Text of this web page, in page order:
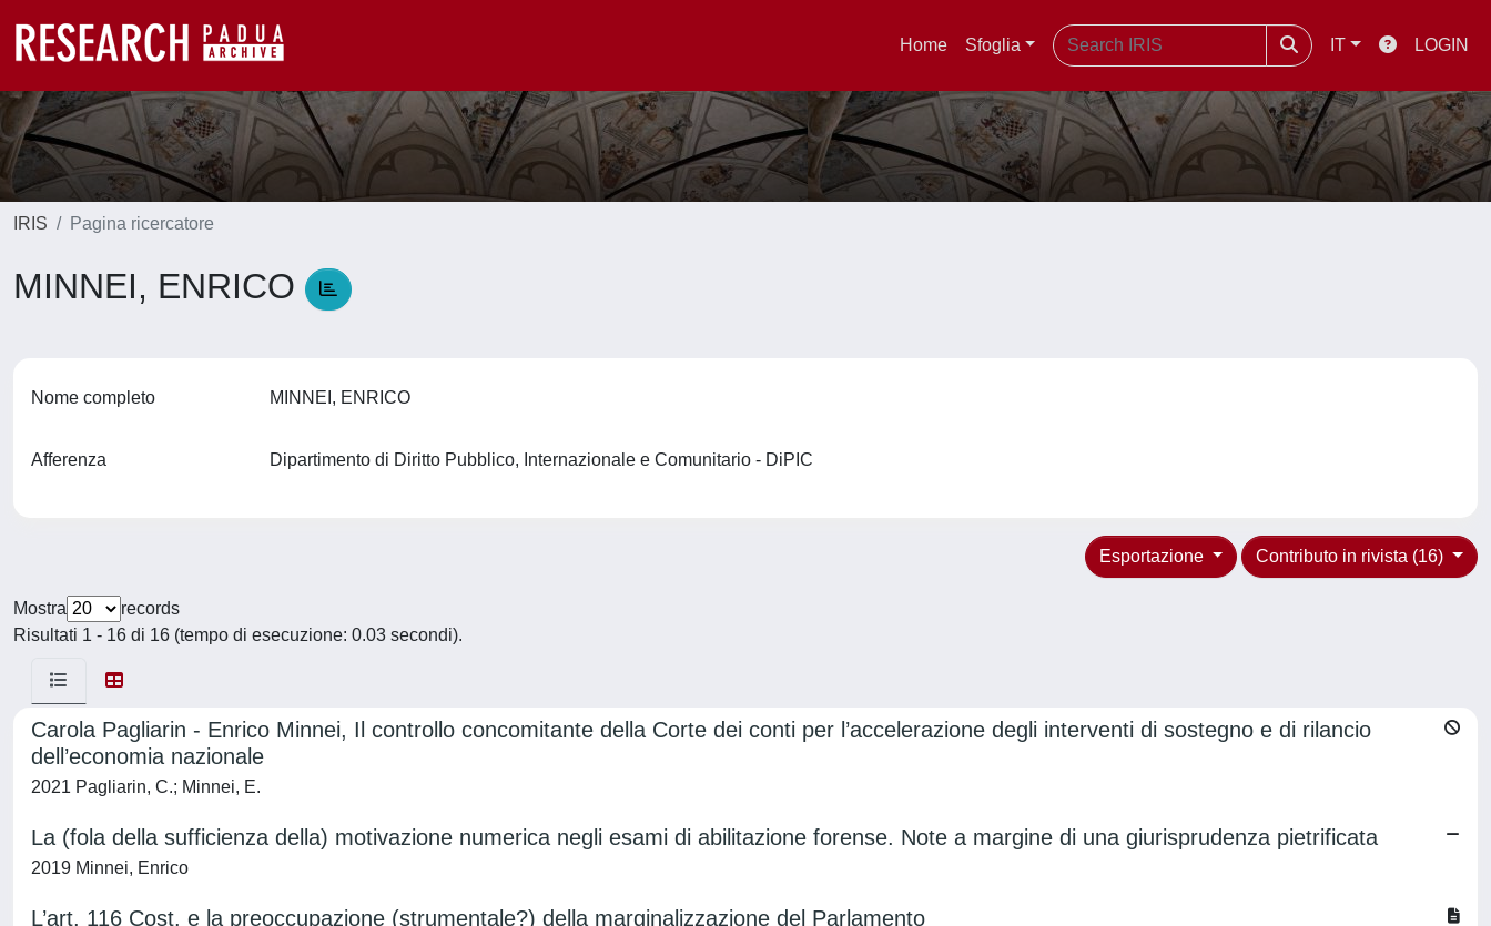
Home Sfoglia IT LOGIN
IRIS Pagina ricercatore
MINNEI, ENRICO
Nome completo MINNEI, ENRICO
Afferenza Dipartimento di Diritto Pubblico, Internazionale e Comunitario - DiPIC
Contributo in rivista (16)
Esportazione
Mostra
records
Risultati 1 - 16 di 16 (tempo di esecuzione: 0.03 secondi).
Carola Pagliarin - Enrico Minnei, Il controllo concomitante della Corte dei conti per l’accelerazione degli interventi di sostegno e di rilancio
dell’economia nazionale
2021 Pagliarin, C.; Minnei, E.
La (fola della sufficienza della) motivazione numerica negli esami di abilitazione forense. Note a margine di una giurisprudenza pietrificata
2019 Minnei, Enrico
L’art. 116 Cost. e la preoccupazione (strumentale?) della marginalizzazione del Parlamento